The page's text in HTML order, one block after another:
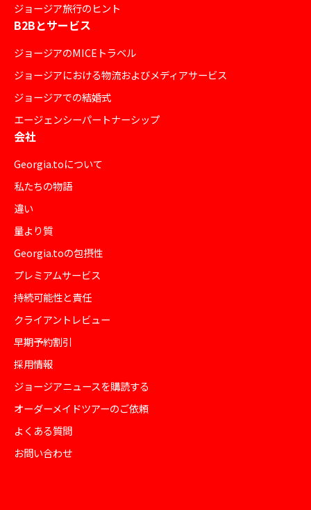
ジョージア旅行のヒント
B2Bとサービス
ジョージアのMICEトラベル
ジョージアにおける物流およびメディアサービス
ジョージアでの結婚式
エージェンシーパートナーシップ
会社
Georgia.toについて
私たちの物語
違い
量より質
Georgia.toの包摂性
プレミアムサービス
持続可能性と責任
クライアントレビュー
早期予約割引
採用情報
ジョージアニュースを購読する
オーダーメイドツアーのご依頼
よくある質問
お問い合わせ